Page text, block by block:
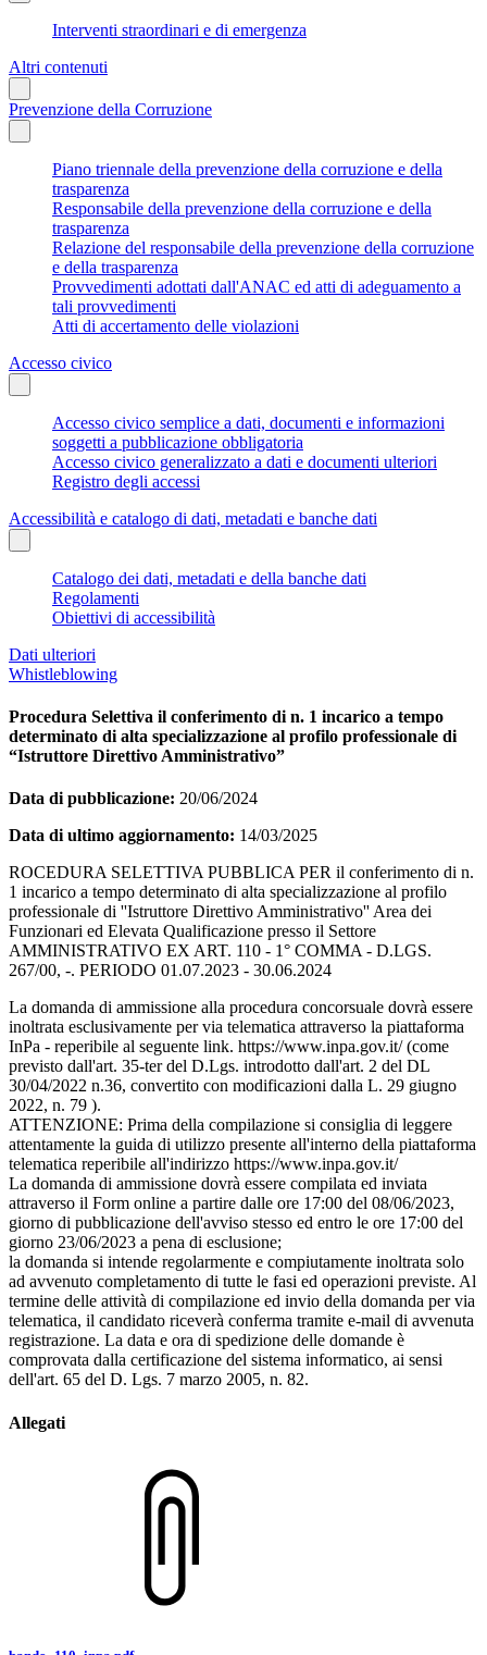
Interventi straordinari e di emergenza
Altri contenuti
Prevenzione della Corruzione
Piano triennale della prevenzione della corruzione e della
trasparenza
Responsabile della prevenzione della corruzione e della
trasparenza
Relazione del responsabile della prevenzione della corruzione
e della trasparenza
Provvedimenti adottati dall'ANAC ed atti di adeguamento a
tali provvedimenti
Atti di accertamento delle violazioni
Accesso civico
Accesso civico semplice a dati, documenti e informazioni
soggetti a pubblicazione obbligatoria
Accesso civico generalizzato a dati e documenti ulteriori
Registro degli accessi
Accessibilità e catalogo di dati, metadati e banche dati
Catalogo dei dati, metadati e della banche dati
Regolamenti
Obiettivi di accessibilità
Dati ulteriori
Whistleblowing
Procedura Selettiva il conferimento di n. 1 incarico a tempo
determinato di alta specializzazione al profilo professionale di
“Istruttore Direttivo Amministrativo”
Data di pubblicazione: 20/06/2024
Data di ultimo aggiornamento: 14/03/2025
ROCEDURA SELETTIVA PUBBLICA PER il conferimento di n.
1 incarico a tempo determinato di alta specializzazione al profilo
professionale di ''Istruttore Direttivo Amministrativo'' Area dei
Funzionari ed Elevata Qualificazione presso il Settore
AMMINISTRATIVO EX ART. 110 - 1° COMMA - D.LGS.
267/00, -. PERIODO 01.07.2023 - 30.06.2024
La domanda di ammissione alla procedura concorsuale dovrà essere
inoltrata esclusivamente per via telematica attraverso la piattaforma
InPa - reperibile al seguente link. https://www.inpa.gov.it/ (come
previsto dall'art. 35-ter del D.Lgs. introdotto dall'art. 2 del DL
30/04/2022 n.36, convertito con modificazioni dalla L. 29 giugno
2022, n. 79 ).
ATTENZIONE: Prima della compilazione si consiglia di leggere
attentamente la guida di utilizzo presente all'interno della piattaforma
telematica reperibile all'indirizzo https://www.inpa.gov.it/
La domanda di ammissione dovrà essere compilata ed inviata
attraverso il Form online a partire dalle ore 17:00 del 08/06/2023,
giorno di pubblicazione dell'avviso stesso ed entro le ore 17:00 del
giorno 23/06/2023 a pena di esclusione;
la domanda si intende regolarmente e compiutamente inoltrata solo
ad avvenuto completamento di tutte le fasi ed operazioni previste. Al
termine delle attività di compilazione ed invio della domanda per via
telematica, il candidato riceverà conferma tramite e-mail di avvenuta
registrazione. La data e ora di spedizione delle domande è
comprovata dalla certificazione del sistema informatico, ai sensi
dell'art. 65 del D. Lgs. 7 marzo 2005, n. 82.
Allegati